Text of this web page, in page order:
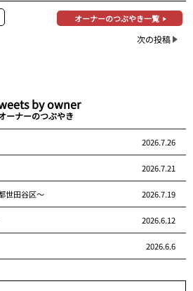
オーナーのつぶやき一覧
次の投稿
by owner
ーナーのつぶやき
2026.7.26
2026.7.21
世田谷区～ 2026.7.19
2026.6.12
2026.6.6